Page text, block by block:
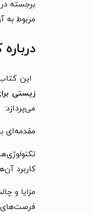
برجسته
مربوط به
این
زیستی
می‌پردازد:
مقدمه‌ای
کاربرد
مزایا و
فرصت‌های